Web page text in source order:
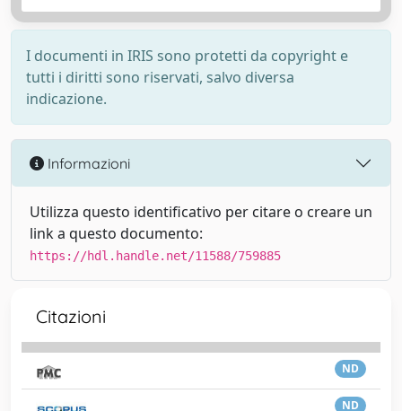
I documenti in IRIS sono protetti da copyright e
tutti i diritti sono riservati, salvo diversa
indicazione.
Informazioni
Utilizza questo identificativo per citare o creare un
link a questo documento:
https://hdl.handle.net/11588/759885
Citazioni
ND
ND